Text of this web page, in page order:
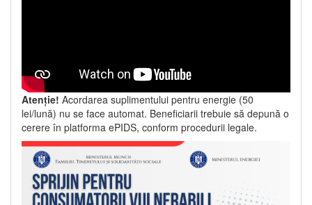
Atenție! Acordarea suplimentului pentru energie (50
lei/lună) nu se face automat. Beneficiarii trebuie să depună o
cerere în platforma ePIDS, conform procedurii legale.